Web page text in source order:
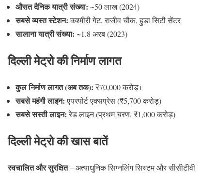
औसत दैनिक यात्री संख्या: ~50 लाख (2024)
सबसे व्यस्त स्टेशन:कश्मीरी गेट, राजीव चौक, हुडा सिटी सेंटर
सालाना यात्री संख्या: ~1.8 अरब (2023)
दिल्ली मेट्रो की निर्माण लागत
कुल निर्माण लागत (अब तक): ₹70,000 करोड़+
सबसे महंगी लाइन:एयरपोर्ट एक्सप्रेस (₹5,700 करोड़)
सबसे सस्ती लाइन:रेड लाइन (प्रथम चरण, ₹1,000 करोड़)
दिल्ली मेट्रो की खास बातें
स्वचालित और सुरक्षित– अत्याधुनिक सिग्नलिंग सिस्टम और सीसीटीवी